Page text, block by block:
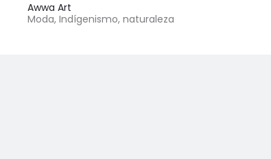
Awwa Art
Moda, Indígenismo, naturaleza